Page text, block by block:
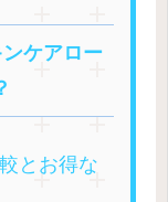
ケアロー
とお得な